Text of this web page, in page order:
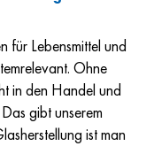
für Lebensmittel und
Ohne
in den Handel und
gibt unserem
ist man